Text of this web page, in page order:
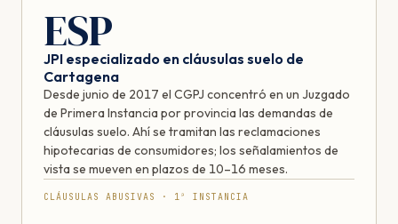
ESP
JPI especializado en cláusulas suelo de
Cartagena
Desde junio de 2017 el CGPJ concentró en un Juzgado
de Primera Instancia por provincia las demandas de
cláusulas suelo. Ahí se tramitan las reclamaciones
hipotecarias de consumidores; los señalamientos de
vista se mueven en plazos de 10–16 meses.
CLÁUSULAS ABUSIVAS · 1ª INSTANCIA